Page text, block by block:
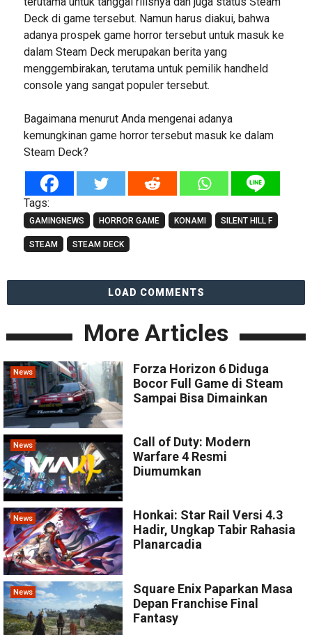
Deck di game tersebut. Namun harus diakui, bahwa
adanya prospek game horror tersebut untuk masuk ke
dalam Steam Deck merupakan berita yang
menggembirakan, terutama untuk pemilik handheld
console yang sangat populer tersebut.
Bagaimana menurut Anda mengenai adanya
kemungkinan game horror tersebut masuk ke dalam
Steam Deck?
Tags:
GAMINGNEWS HORROR GAME KONAMI SILENT HILL F
STEAM STEAM DECK
LOAD COMMENTS
More Articles
News
Forza Horizon 6 Diduga
Bocor Full Game di Steam
Sampai Bisa Dimainkan
News
Call of Duty: Modern
Warfare 4 Resmi
Diumumkan
News
Honkai: Star Rail Versi 4.3
Hadir, Ungkap Tabir Rahasia
Planarcadia
News
Square Enix Paparkan Masa
Depan Franchise Final
Fantasy